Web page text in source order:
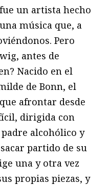
un artista hecho
música que, a
Pero
antes de
Nacido en el
de Bonn, el
afrontar desde
dirigida con
alcohólico y
partido de su
una y otra vez
propias piezas, y